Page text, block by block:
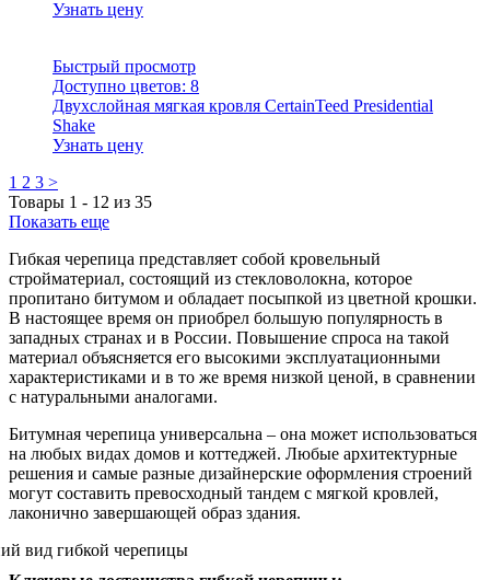
Узнать цену
Быстрый просмотр
Доступно цветов: 8
Двухслойная мягкая кровля CertainTeed Presidential
Shake
Узнать цену
1 2 3 >
Товары 1 - 12 из 35
Показать еще
Гибкая черепица представляет собой кровельный
стройматериал, состоящий из стекловолокна, которое
пропитано битумом и обладает посыпкой из цветной крошки.
В настоящее время он приобрел большую популярность в
западных странах и в России. Повышение спроса на такой
материал объясняется его высокими эксплуатационными
характеристиками и в то же время низкой ценой, в сравнении
с натуральными аналогами.
Битумная черепица универсальна – она может использоваться
на любых видах домов и коттеджей. Любые архитектурные
решения и самые разные дизайнерские оформления строений
могут составить превосходный тандем с мягкой кровлей,
лаконично завершающей образ здания.